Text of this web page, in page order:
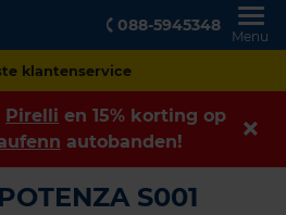
088-5945348
Menu
betalen
Pirelli en 15% korting op
autobanden!
S001